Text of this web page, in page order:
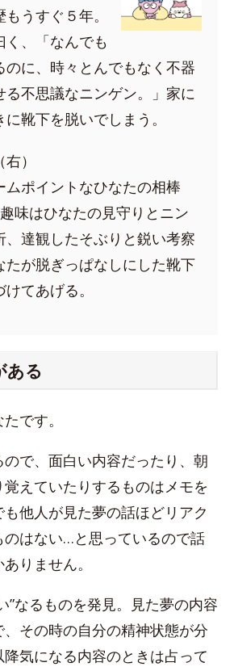
うすぐ５年。
く、「なんでも
のに、時々とんでもなく不器
る不思議なニンゲン。」家に
靴下を脱いでしまう。
）
ムポイントなひなたの相棒
味はひなたの見守りとニン
、達観したそぶりと鋭い考察
たが脱ぎっぱなしにした靴下
てあげる。
ある
です。
で、面白い内容だったり、朝
えていたりするものはメモを
他人が見た夢の話ほどリアク
のはない…と思っているので話
りません。
”なるものを発見。見た夢の内容
その時の自分の精神状態が分
気になる内容のときは占って